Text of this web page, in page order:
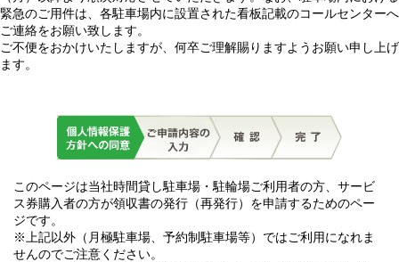
緊急のご用件は、各駐車場内に設置された看板記載のコールセンターへ
ご連絡をお願い致します。
ご不便をおかけいたしますが、何卒ご理解賜りますようお願い申し上げ
ます。
このページは当社時間貸し駐車場・駐輪場ご利用者の方、サービ
ス券購入者の方が領収書の発行（再発行）を申請するためのペー
ジです。
※上記以外（月極駐車場、予約制駐車場等）ではご利用になれま
せんのでご注意ください。